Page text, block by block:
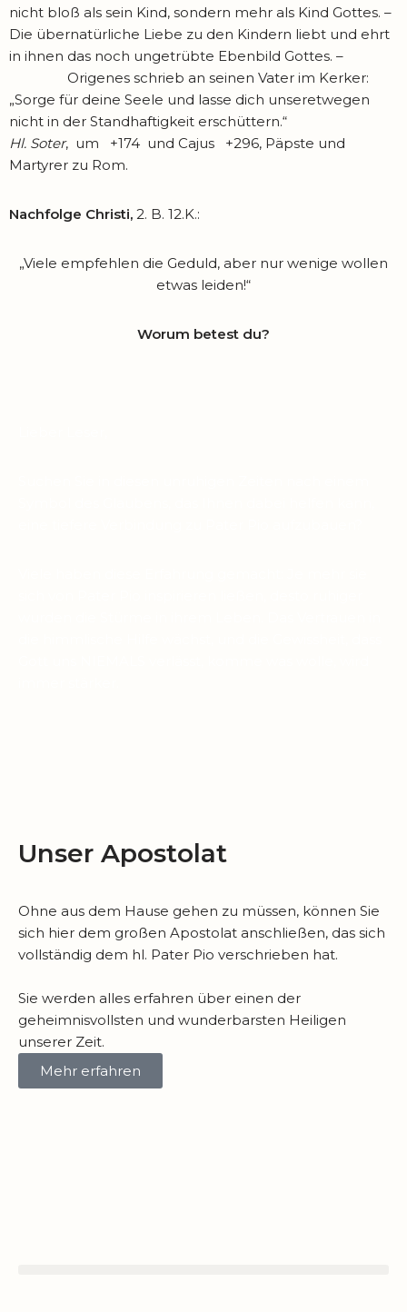
nicht bloß als sein Kind, sondern mehr als Kind Gottes. –
Die übernatürliche Liebe zu den Kindern liebt und ehrt
in ihnen das noch ungetrübte Ebenbild Gottes. –
Origenes schrieb an seinen Vater im Kerker:
„Sorge für deine Seele und lasse dich unseretwegen
nicht in der Standhaftigkeit erschüttern.“
Hl. Soter, um +174 und Cajus +296, Päpste und
Martyrer zu Rom.
Nachfolge Christi, 2. B. 12.K.:
„Viele empfehlen die Geduld, aber nur wenige wollen
etwas leiden!“
Worum betest du?
Unser Apostolat
Ohne aus dem Hause gehen zu müssen, können Sie
sich hier dem großen Apostolat anschließen, das sich
vollständig dem hl. Pater Pio verschrieben hat.
Sie werden alles erfahren über einen der
geheimnisvollsten und wunderbarsten Heiligen
unserer Zeit.
Mehr erfahren